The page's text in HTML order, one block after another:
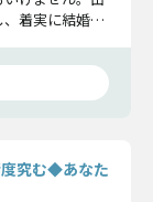
着実に結婚を
究む◆あなた